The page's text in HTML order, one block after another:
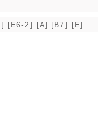
[E6-2] [A] [B7] [E]